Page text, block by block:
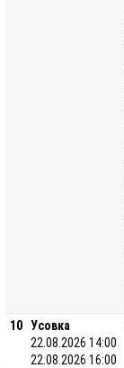
10 Усовка
22.08.2026 14:00
22.08.2026 16:00